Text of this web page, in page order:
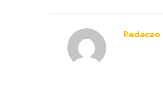
Redacao